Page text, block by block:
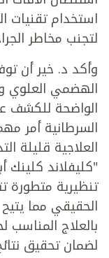
استخدام تقنيات
لتجنب مخاطر
وأكد د. خير أن
الهضمي العلوي
الواضحة للكشف
السرطانية أمر
العلاجية
"كليفلاند
تنظيرية متطورة
الحقيقي مما يتيح
بالعلاج المناسب
لضمان تحقيق